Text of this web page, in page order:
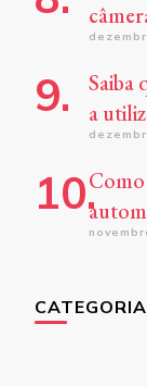
Saiba
a
CATEGORIA